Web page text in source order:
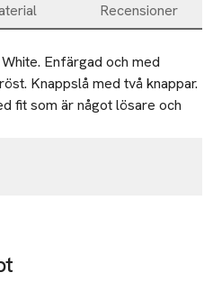
Recensioner
Enfärgad och med
Knappslå med två knappar.
fit som är något lösare och